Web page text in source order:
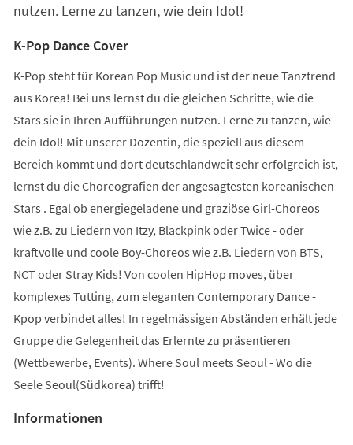
nutzen. Lerne zu tanzen, wie dein Idol!
K-Pop Dance Cover
K-Pop steht für Korean Pop Music und ist der neue Tanztrend
aus Korea! Bei uns lernst du die gleichen Schritte, wie die
Stars sie in Ihren Aufführungen nutzen. Lerne zu tanzen, wie
dein Idol! Mit unserer Dozentin, die speziell aus diesem
Bereich kommt und dort deutschlandweit sehr erfolgreich ist,
lernst du die Choreografien der angesagtesten koreanischen
Stars . Egal ob energiegeladene und graziöse Girl-Choreos
wie z.B. zu Liedern von Itzy, Blackpink oder Twice - oder
kraftvolle und coole Boy-Choreos wie z.B. Liedern von BTS,
NCT oder Stray Kids! Von coolen HipHop moves, über
komplexes Tutting, zum eleganten Contemporary Dance -
Kpop verbindet alles! In regelmässigen Abständen erhält jede
Gruppe die Gelegenheit das Erlernte zu präsentieren
(Wettbewerbe, Events). Where Soul meets Seoul - Wo die
Seele Seoul(Südkorea) trifft!
Informationen